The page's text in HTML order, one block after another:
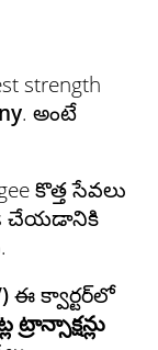
strength
. అంటే
కొత్త సేవలు
చేయడానికి
ఈ క్వార్టర్‌లో
ట్రాన్సాక్షన్లు